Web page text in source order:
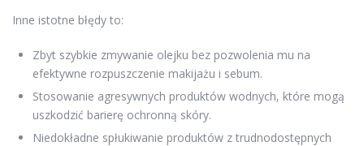
Inne istotne błędy to:
Zbyt szybkie zmywanie olejku bez pozwolenia mu na
efektywne rozpuszczenie makijażu i sebum.
Stosowanie agresywnych produktów wodnych, które mogą
uszkodzić barierę ochronną skóry.
Niedokładne spłukiwanie produktów z trudnodostępnych